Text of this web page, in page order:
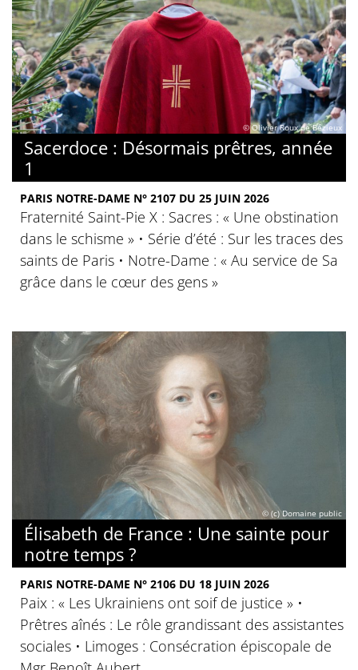
© Olivier Roux de Bézieux
Sacerdoce : Désormais prêtres, année
1
PARIS NOTRE-DAME N° 2107 DU 25 JUIN 2026
Fraternité Saint-Pie X : Sacres : « Une obstination
dans le schisme » • Série d’été : Sur les traces des
saints de Paris • Notre-Dame : « Au service de Sa
grâce dans le cœur des gens »
© (c) Domaine public
Élisabeth de France : Une sainte pour
notre temps ?
PARIS NOTRE-DAME N° 2106 DU 18 JUIN 2026
Paix : « Les Ukrainiens ont soif de justice » •
Prêtres aînés : Le rôle grandissant des assistantes
sociales • Limoges : Consécration épiscopale de